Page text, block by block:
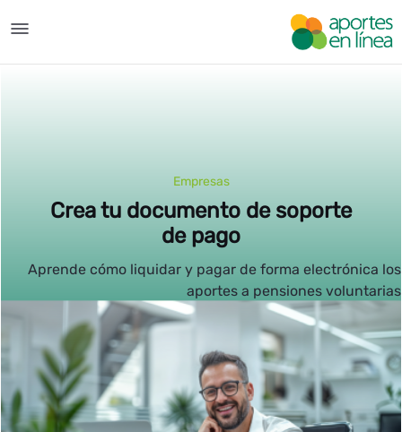
المحتوى الرئيسي
Empresas
Crea tu documento de soporte
de pago
Aprende cómo liquidar y pagar de forma
aportes a pensiones